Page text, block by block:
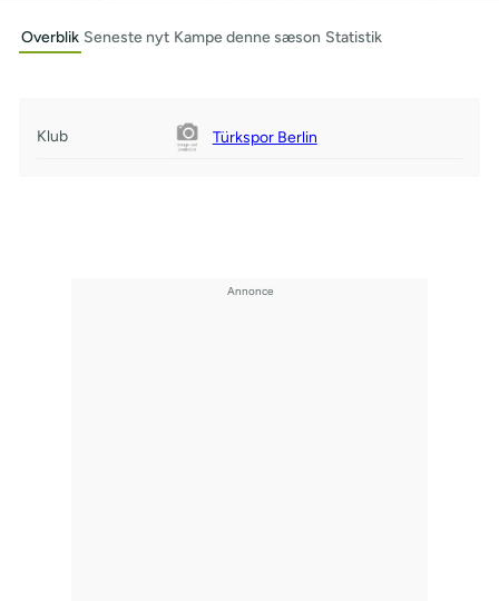
Overblik Seneste nyt Kampe denne sæson Statistik
Klub Türkspor Berlin